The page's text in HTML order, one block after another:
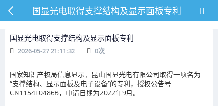
国显光电取得支撑结构及显示面板专利
国显光电取得支撑结构及显示面板专利
2026-05-27 21:11:32 0次
国家知识产权局信息显示，昆山国显光电有限公司取得一项名为
“支撑结构、显示面板及电子设备”的专利，授权公告号
CN115410486B，申请日期为2022年9月。